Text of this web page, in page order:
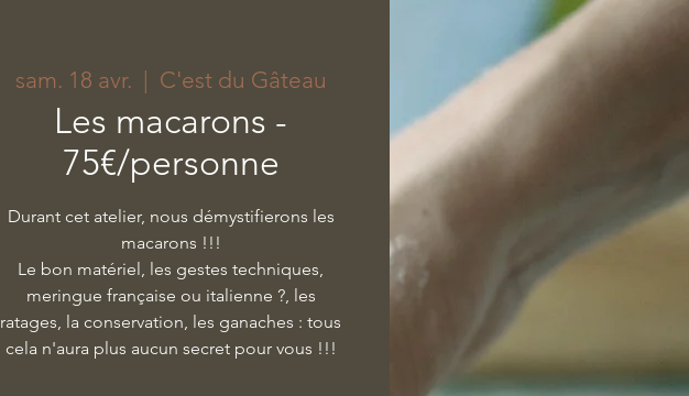
sam. 18 avr.
  |
C'est du Gâteau
Les macarons -
75€/personne
Durant cet atelier, nous démystifierons les
macarons !!!
Le bon matériel, les gestes techniques,
meringue française ou italienne ?, les
ratages, la conservation, les ganaches : tous
cela n'aura plus aucun secret pour vous !!!